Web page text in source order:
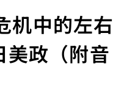
机中的左右
政（附音